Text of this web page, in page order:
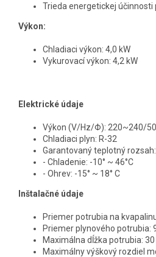
Trieda energetickej účinnosti
Výkon:
Chladiaci výkon:
Vykurovací výkon: 4,2 kW
Elektrické údaje
Výkon (V/Hz/Φ): 220~240/
Chladiaci plyn: R-32
Garantovaný teplotný rozsah:
- Chladenie: -10° ~ 46°C
- Ohrev: -15° ~ 18° C
Inštalačné údaje
Priemer potrubia na
Priemer plynového potrubia:
Maximálna dĺžka potrubia:
Maximálny výškový rozdiel